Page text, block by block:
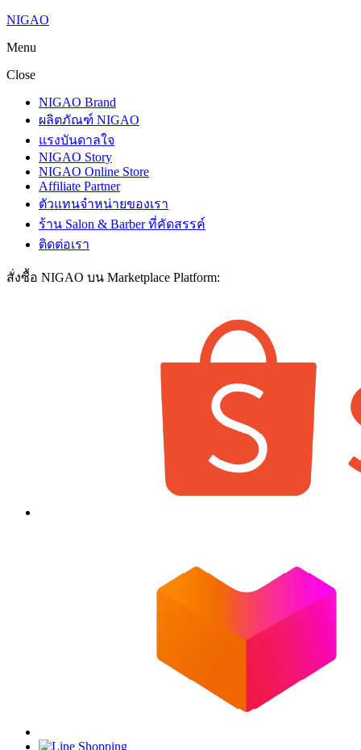
NIGAO
Menu
Close
NIGAO Brand
ผลิตภัณฑ์ NIGAO
แรงบันดาลใจ
NIGAO Story
NIGAO Online Store
Affiliate Partner
ตัวแทนจำหน่ายของเรา
ร้าน Salon & Barber ที่คัดสรรค์
ติดต่อเรา
สั่งซื้อ NIGAO บน Marketplace Platform: